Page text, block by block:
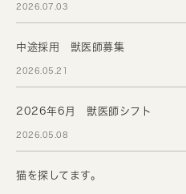
2026.07.03
中途採用 獣医師募集
2026.05.21
2026年6月 獣医師シフト
2026.05.08
猫を探してます。